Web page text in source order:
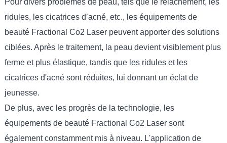
Pour divers problèmes de peau, tels que le relâchement, les
ridules, les cicatrices d’acné, etc., les équipements de
beauté Fractional Co2 Laser peuvent apporter des solutions
ciblées. Après le traitement, la peau devient visiblement plus
ferme et plus élastique, tandis que les ridules et les
cicatrices d'acné sont réduites, lui donnant un éclat de
jeunesse.
De plus, avec les progrès de la technologie, les
équipements de beauté Fractional Co2 Laser sont
également constamment mis à niveau. L'application de